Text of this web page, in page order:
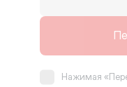
Нажимая